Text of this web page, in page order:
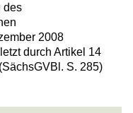
des
2008
durch Artikel 14
S. 285)